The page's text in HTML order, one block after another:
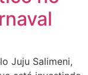
Juju Salimeni,